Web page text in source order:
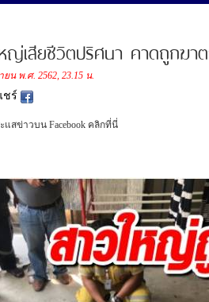
เสียชีวิตปริศนา คาดถูกฆาต
น พ.ศ. 2562, 23.15 น.
ชร์
สข่าวบน Facebook คลิกที่นี่